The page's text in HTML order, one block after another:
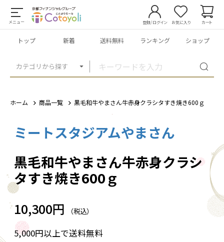
メニュー
カテゴリから探す
登録/ログイン お気に入り カート
トップ 新着 送料無料 ランキング ショップ
ホーム 商品一覧 黒毛和牛やまさん牛赤身クラシタすき焼き600ｇ
ミートスタジアムやまさん
黒毛和牛やまさん牛赤身クラシ
タすき焼き600ｇ
10,300円 （税込）
5,000円以上で送料無料